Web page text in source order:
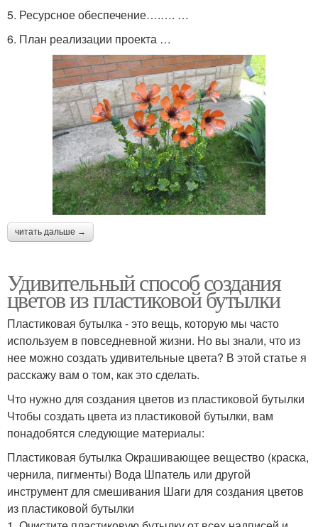
5. Ресурсное обеспечение….…. …
6. План реализации проекта …
читать дальше →
Удивительный способ создания
цветов из пластиковой бутылки
Пластиковая бутылка - это вещь, которую мы часто
используем в повседневной жизни. Но вы знали, что из
нее можно создать удивительные цвета? В этой статье я
расскажу вам о том, как это сделать.
Что нужно для создания цветов из пластиковой бутылки
Чтобы создать цвета из пластиковой бутылки, вам
понадобятся следующие материалы:
Пластиковая бутылка Окрашивающее вещество (краска,
чернила, пигменты) Вода Шпатель или другой
инструмент для смешивания Шаги для создания цветов
из пластиковой бутылки